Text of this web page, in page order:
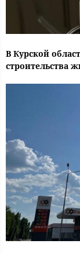
В Курской
строительства